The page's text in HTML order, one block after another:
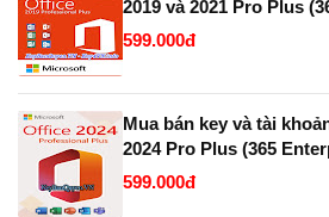
2019 và 2021 Pro Plus
599.000đ
Mua bán key và tài
2024 Pro Plus (365
599.000đ